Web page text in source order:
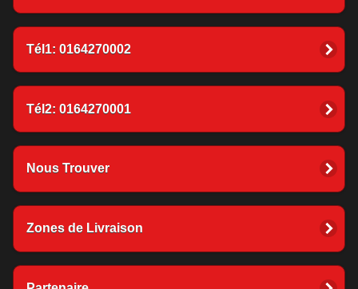
Tél1: 0164270002
Tél2: 0164270001
Nous Trouver
Zones de Livraison